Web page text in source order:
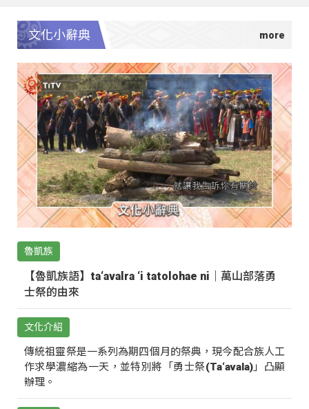
文化小辭典
魯凱族
【魯凱族語】ta‘avalra ‘i tatolohae ni｜萬山部落勇
士祭的由來
文化介紹
傳統祖靈祭是一系列為期四個月的祭典，現今配合族人工
作求學濃縮為一天，並特別將「勇士祭(Ta‘avala)」凸顯
辦理。